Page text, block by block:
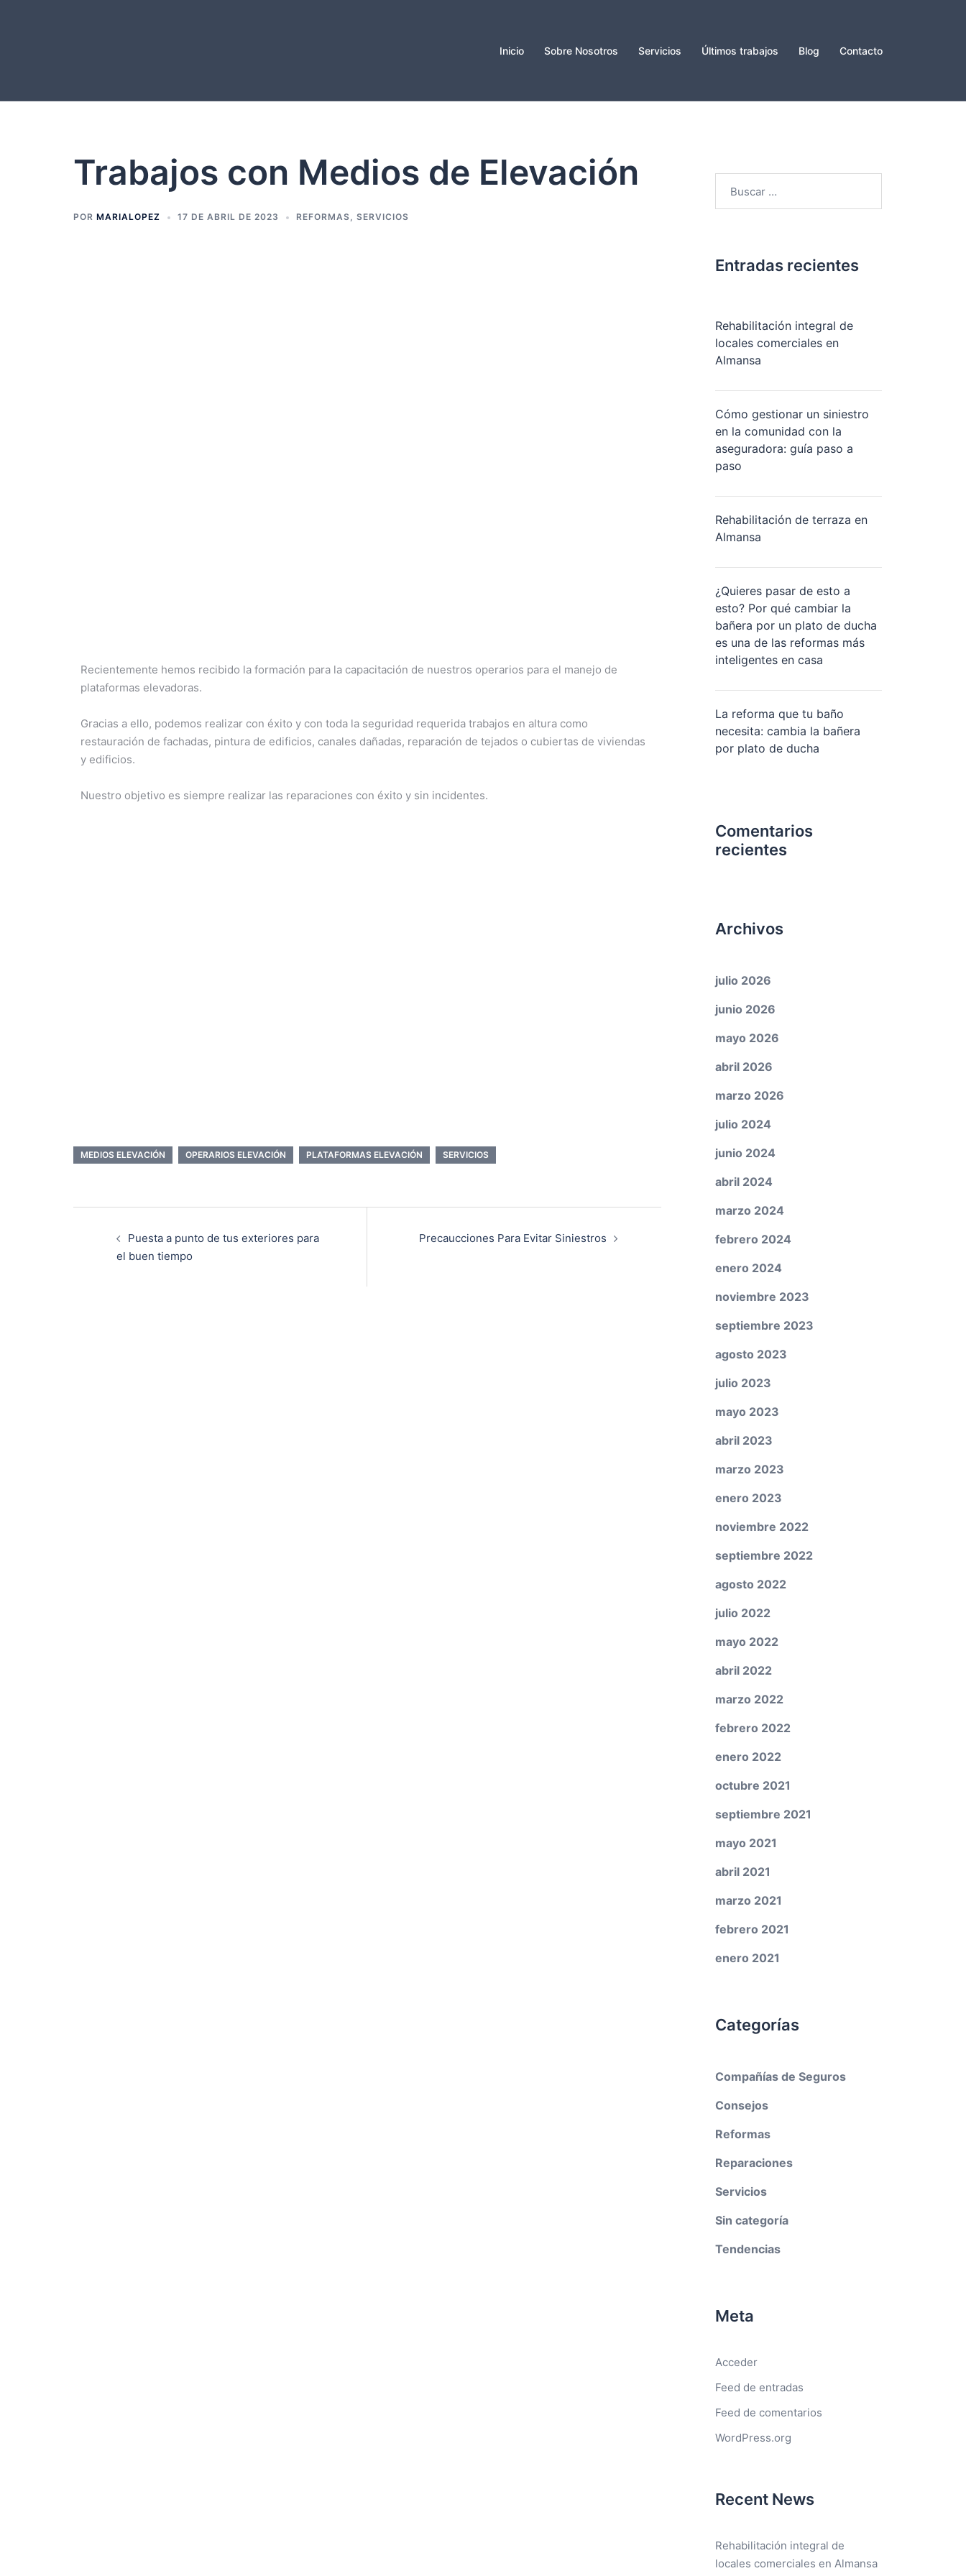
Inicio Sobre Nosotros Servicios Últimos trabajos Blog Contacto
Trabajos con Medios de Elevación
POR MARIALOPEZ 17 DE ABRIL DE 2023 REFORMAS, SERVICIOS
Recientemente hemos recibido la formación para la capacitación de nuestros operarios para el manejo de
plataformas elevadoras.
Gracias a ello, podemos realizar con éxito y con toda la seguridad requerida trabajos en altura como
restauración de fachadas, pintura de edificios, canales dañadas, reparación de tejados o cubiertas de viviendas
y edificios.
Nuestro objetivo es siempre realizar las reparaciones con éxito y sin incidentes.
MEDIOS ELEVACIÓN OPERARIOS ELEVACIÓN PLATAFORMAS ELEVACIÓN SERVICIOS
Puesta a punto de tus exteriores para
el buen tiempo
Precaucciones Para Evitar Siniestros
Entradas recientes
Rehabilitación integral de
locales comerciales en
Almansa
Cómo gestionar un siniestro
en la comunidad con la
aseguradora: guía paso a
paso
Rehabilitación de terraza en
Almansa
¿Quieres pasar de esto a
esto? Por qué cambiar la
bañera por un plato de ducha
es una de las reformas más
inteligentes en casa
La reforma que tu baño
necesita: cambia la bañera
por plato de ducha
Comentarios
recientes
Archivos
julio 2026
junio 2026
mayo 2026
abril 2026
marzo 2026
julio 2024
junio 2024
abril 2024
marzo 2024
febrero 2024
enero 2024
noviembre 2023
septiembre 2023
agosto 2023
julio 2023
mayo 2023
abril 2023
marzo 2023
enero 2023
noviembre 2022
septiembre 2022
agosto 2022
julio 2022
mayo 2022
abril 2022
marzo 2022
febrero 2022
enero 2022
octubre 2021
septiembre 2021
mayo 2021
abril 2021
marzo 2021
febrero 2021
enero 2021
Categorías
Compañías de Seguros
Consejos
Reformas
Reparaciones
Servicios
Sin categoría
Tendencias
Meta
Acceder
Feed de entradas
Feed de comentarios
WordPress.org
Recent News
Rehabilitación integral de
locales comerciales en Almansa